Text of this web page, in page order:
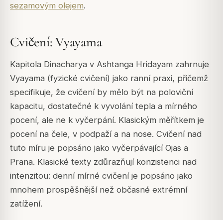
sezamovým olejem.
Cvičení: Vyayama
Kapitola Dinacharya v Ashtanga Hridayam zahrnuje
Vyayama (fyzické cvičení) jako ranní praxi, přičemž
specifikuje, že cvičení by mělo být na poloviční
kapacitu, dostatečné k vyvolání tepla a mírného
pocení, ale ne k vyčerpání. Klasickým měřítkem je
pocení na čele, v podpaží a na nose. Cvičení nad
tuto míru je popsáno jako vyčerpávající Ojas a
Prana. Klasické texty zdůrazňují konzistenci nad
intenzitou: denní mírné cvičení je popsáno jako
mnohem prospěšnější než občasné extrémní
zatížení.